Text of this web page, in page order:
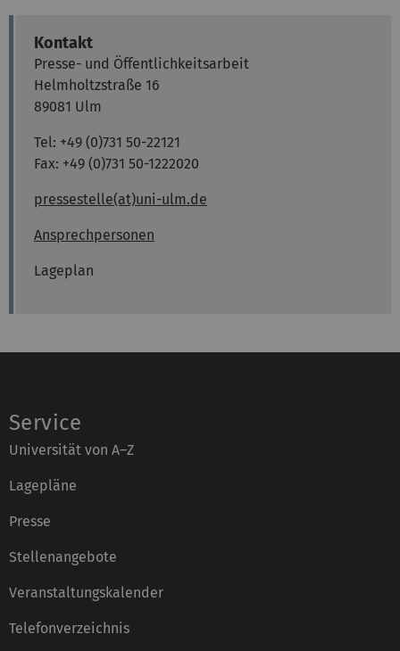
Kontakt
Presse- und Öffentlichkeitsarbeit
Helmholtzstraße 16
89081 Ulm
Tel: +49 (0)731 50-22121
Fax: +49 (0)731 50-1222020
pressestelle(at)uni-ulm.de
Ansprechpersonen
Lageplan
Service
Universität von A–Z
Lagepläne
Presse
Stellenangebote
Veranstaltungskalender
Telefonverzeichnis